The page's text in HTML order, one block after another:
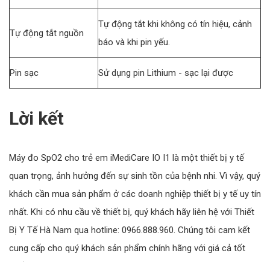
Tự động tắt nguồn
Tự động tắt khi không có tín hiệu, cảnh
báo và khi pin yếu.
Pin sạc Sử dụng pin Lithium - sạc lại được
Lời kết
Máy đo SpO2 cho trẻ em iMediCare IO I1 là một thiết bị y tế
quan trọng, ảnh hưởng đến sự sinh tồn của bệnh nhi. Vì vậy, quý
khách cần mua sản phẩm ở các doanh nghiệp thiết bị y tế uy tín
nhất. Khi có nhu cầu về thiết bị, quý khách hãy liên hệ với Thiết
Bị Y Tế Hà Nam qua hotline: 0966.888.960. Chúng tôi cam kết
cung cấp cho quý khách sản phẩm chính hãng với giá cả tốt